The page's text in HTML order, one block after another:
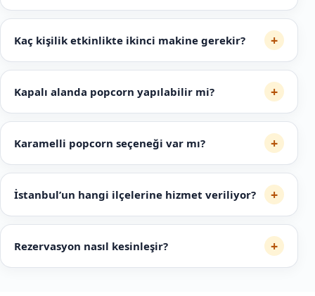
Kaç kişilik etkinlikte ikinci makine gerekir? +
Kapalı alanda popcorn yapılabilir mi? +
Karamelli popcorn seçeneği var mı? +
İstanbul’un hangi ilçelerine hizmet veriliyor? +
Rezervasyon nasıl kesinleşir? +